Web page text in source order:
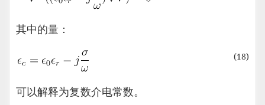
其中的量：
(18)
可以解释为复数介电常数。